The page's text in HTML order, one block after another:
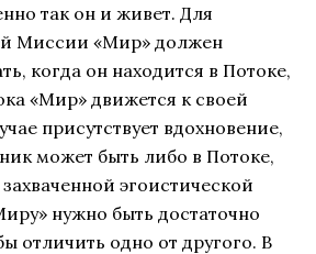
так он и живет. Для
Миссии «Мир» должен
когда он находится в Потоке,
«Мир» движется к своей
присутствует вдохновение,
может быть либо в Потоке,
эгоистической
нужно быть достаточно
отличить одно от другого. В